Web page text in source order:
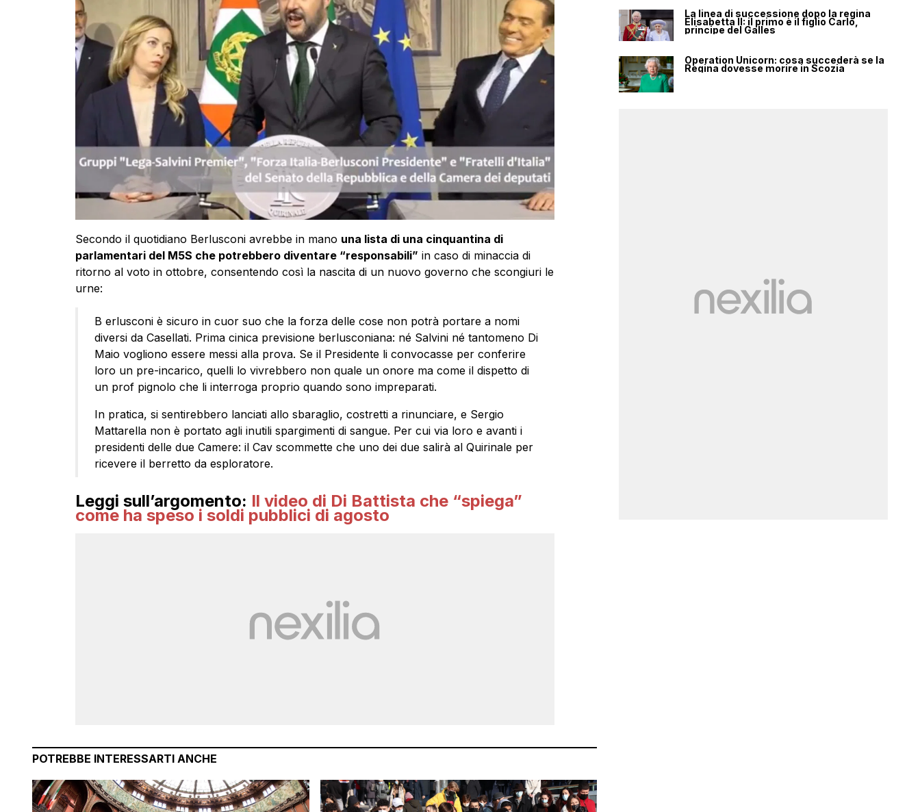
Secondo il quotidiano Berlusconi avrebbe in mano una lista di una cinquantina di
parlamentari del M5S che potrebbero diventare “responsabili” in caso di minaccia di
ritorno al voto in ottobre, consentendo così la nascita di un nuovo governo che scongiuri le
urne:
B erlusconi è sicuro in cuor suo che la forza delle cose non potrà portare a nomi
diversi da Casellati. Prima cinica previsione berlusconiana: né Salvini né tantomeno Di
Maio vogliono essere messi alla prova. Se il Presidente li convocasse per conferire
loro un pre-incarico, quelli lo vivrebbero non quale un onore ma come il dispetto di
un prof pignolo che li interroga proprio quando sono impreparati.
In pratica, si sentirebbero lanciati allo sbaraglio, costretti a rinunciare, e Sergio
Mattarella non è portato agli inutili spargimenti di sangue. Per cui via loro e avanti i
presidenti delle due Camere: il Cav scommette che uno dei due salirà al Quirinale per
ricevere il berretto da esploratore.
Leggi sull’argomento: Il video di Di Battista che “spiega”
come ha speso i soldi pubblici di agosto
POTREBBE INTERESSARTI ANCHE
La linea di successione dopo la regina
Elisabetta II: il primo è il figlio Carlo,
principe del Galles
Operation Unicorn: cosa succederà se la
Regina dovesse morire in Scozia